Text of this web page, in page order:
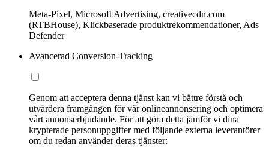
Meta-Pixel, Microsoft Advertising, creativecdn.com
(RTBHouse), Klickbaserade produktrekommendationer, Ads
Defender
Avancerad Conversion-Tracking
Genom att acceptera denna tjänst kan vi bättre förstå och
utvärdera framgången för vår onlineannonsering och optimera
vårt annonserbjudande. För att göra detta jämför vi dina
krypterade personuppgifter med följande externa leverantörer
om du redan använder deras tjänster: